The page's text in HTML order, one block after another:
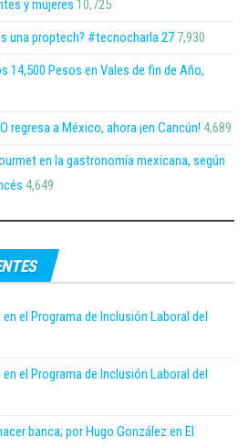
y mujeres 10,725
una proptech? #tecnocharla 27 7,930
14,500 Pesos en Vales de fin de Año,
regresa a México, ahora ¡en Cancún! 4,689
en la gastronomía mexicana, según
4,649
el Programa de Inclusión Laboral del
el Programa de Inclusión Laboral del
banca; por Hugo González en El